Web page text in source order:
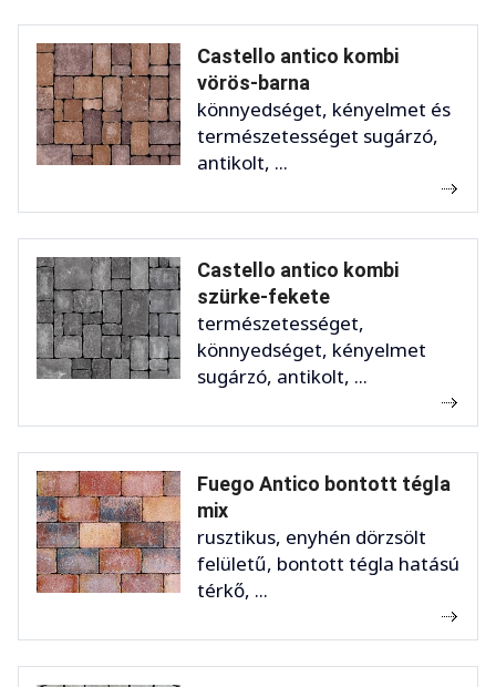
Castello antico kombi
vörös-barna
könnyedséget, kényelmet és
természetességet sugárzó,
antikolt, ...
Castello antico kombi
szürke-fekete
természetességet,
könnyedséget, kényelmet
sugárzó, antikolt, ...
Fuego Antico bontott tégla
mix
rusztikus, enyhén dörzsölt
felületű, bontott tégla hatású
térkő, ...